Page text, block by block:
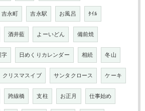
吉永町 吉永駅 お風呂 ﾀｲﾙ
酒井藍 よーいどん 備前焼
字 日めくりカレンダー 相続 冬山
クリスマスイブ サンタクロース ケーキ
跨線橋 支柱 お正月 仕事始め